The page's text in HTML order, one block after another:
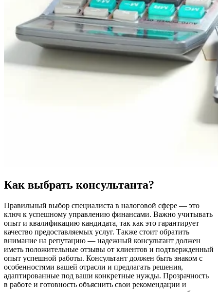
Как выбрать консультанта?
Правильный выбор специалиста в налоговой сфере — это
ключ к успешному управлению финансами. Важно учитывать
опыт и квалификацию кандидата, так как это гарантирует
качество предоставляемых услуг. Также стоит обратить
внимание на репутацию — надежный консультант должен
иметь положительные отзывы от клиентов и подтвержденный
опыт успешной работы. Консультант должен быть знаком с
особенностями вашей отрасли и предлагать решения,
адаптированные под ваши конкретные нужды. Прозрачность
в работе и готовность объяснить свои рекомендации и